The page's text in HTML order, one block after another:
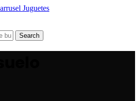
Search